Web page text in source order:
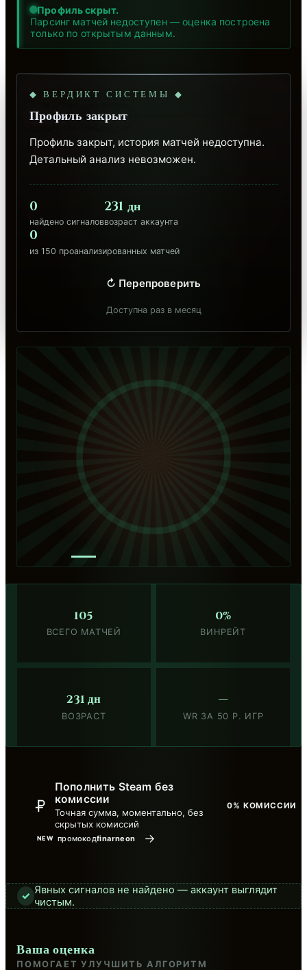
Профиль скрыт.
Парсинг матчей недоступен — оценка построена
только по открытым данным.
◆ ВЕРДИКТ СИСТЕМЫ ◆
Профиль закрыт
Профиль закрыт, история матчей недоступна.
Детальный анализ невозможен.
0
найдено сигналов
231 дн
возраст аккаунта
0
из 150 проанализированных матчей
↻ Перепроверить
Доступна раз в месяц
—
105
ВСЕГО МАТЧЕЙ
0%
ВИНРЕЙТ
231 дн
ВОЗРАСТ
—
WR ЗА 50 Р. ИГР
0% КОМИССИИ
NEW промокодfinarneon
Пополнить Steam без
комиссии
Точная сумма, моментально, без
скрытых комиссий
→
✓ Явных сигналов не найдено — аккаунт выглядит
чистым.
Ваша оценка
ПОМОГАЕТ УЛУЧШИТЬ АЛГОРИТМ